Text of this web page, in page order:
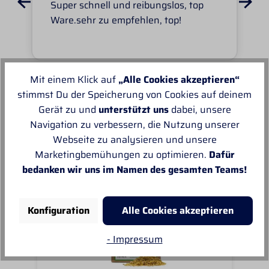
Super schnell und reibungslos, top
Ware.sehr zu empfehlen, top!
Unsere Empfehlungen
Mit einem Klick auf „Alle Cookies akzeptieren“
stimmst Du der Speicherung von Cookies auf deinem
Gerät zu und unterstützt unsdabei, unsere
Navigation zu verbessern, die Nutzung unserer
Webseite zu analysieren und unsere
Marketingbemühungen zu optimieren. Dafür
bedanken wir uns im Namen des gesamten Teams!
Konfiguration
Alle Cookies akzeptieren
- Impressum